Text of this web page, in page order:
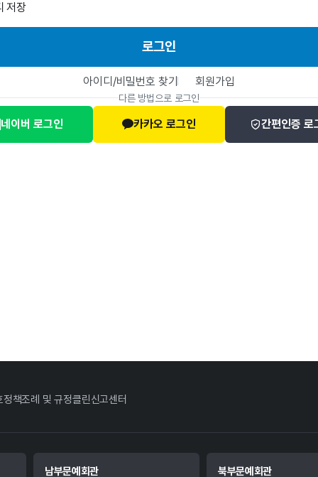
저장
로그인
아이디/비밀번호 찾기 회원가입
다른 방법으로 로그인
네이버 로그인 카카오 로그인 간편인증 로
정책조례 및 규정클린신고센터
남부문예회관 북부문예회관